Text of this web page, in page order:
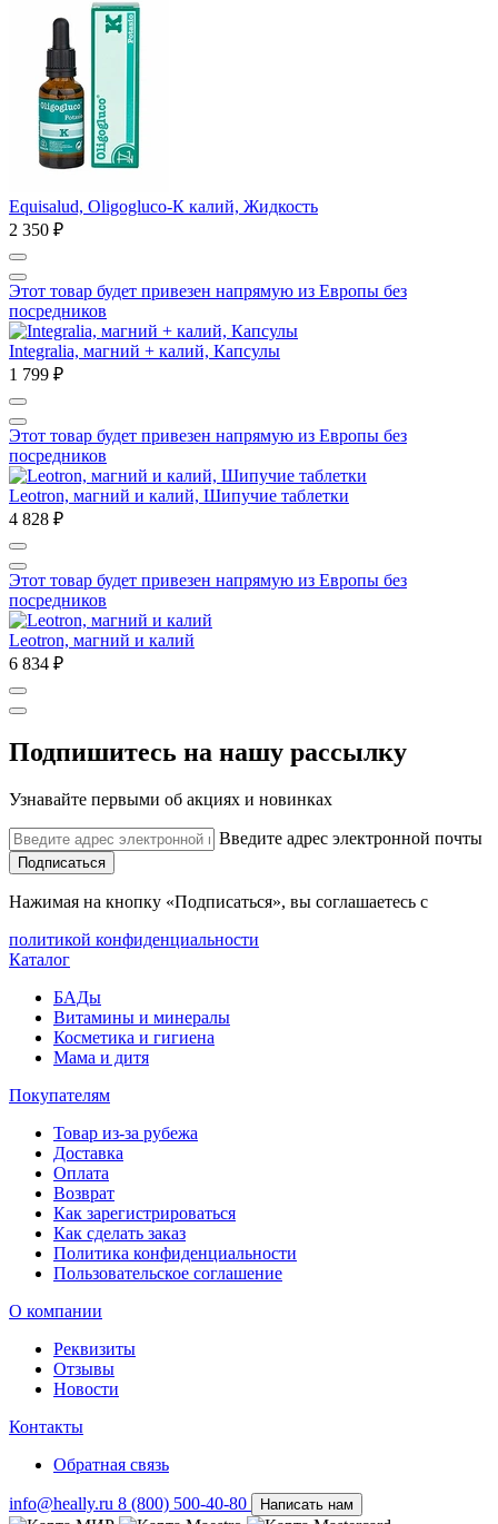
Equisalud, Oligogluco-К калий, Жидкость
2 350 ₽
Этот товар будет привезен напрямую из Европы без
посредников
Integralia, магний + калий, Капсулы
1 799 ₽
Этот товар будет привезен напрямую из Европы без
посредников
Leotron, магний и калий, Шипучие таблетки
4 828 ₽
Этот товар будет привезен напрямую из Европы без
посредников
Leotron, магний и калий
6 834 ₽
Подпишитесь на нашу рассылку
Узнавайте первыми об акциях и новинках
Введите адрес электронной почты
Подписаться
Нажимая на кнопку «Подписаться», вы соглашаетесь с
политикой конфиденциальности
Каталог
БАДы
Витамины и минералы
Косметика и гигиена
Мама и дитя
Покупателям
Товар из-за рубежа
Доставка
Оплата
Возврат
Как зарегистрироваться
Как сделать заказ
Политика конфиденциальности
Пользовательское соглашение
О компании
Реквизиты
Отзывы
Новости
Контакты
Обратная связь
info@heally.ru 8 (800) 500-40-80 Написать нам